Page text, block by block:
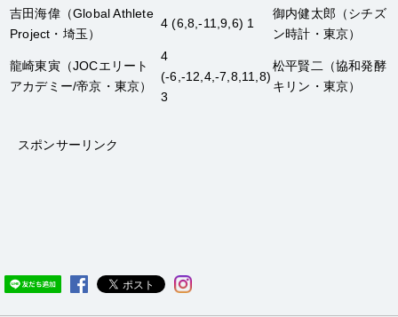
吉田海偉（Global Athlete
Project・埼玉）
4 (6,8,-11,9,6) 1
御内健太郎 （シチズ
ン時計・東京）
龍崎東寅（JOCエリート
アカデミー/帝京・東京）
4
(-6,-12,4,-7,8,11,8)
3
松平賢二（協和発酵
キリン・東京）
スポンサーリンク